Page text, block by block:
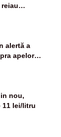
alertă a
apelor
F-16
nou,
11 lei/litru